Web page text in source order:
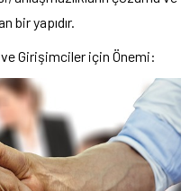
bir yapıdır.
Girişimciler için Önemi: